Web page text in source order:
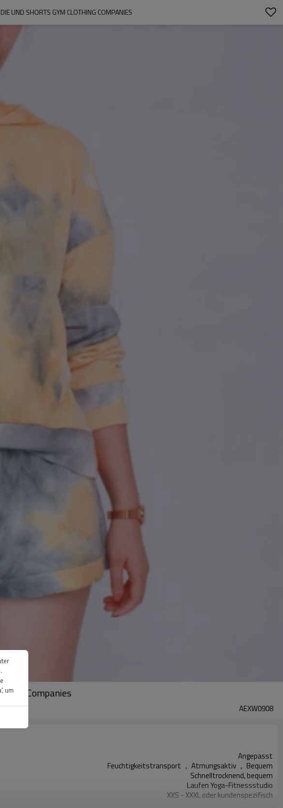
UND SHORTS GYM CLOTHING COMPANIES
Companies
AEXW0908
Angepasst
Feuchtigkeitstransport ， Atmungsaktiv ， Bequem
Schnelltrocknend, bequem
Laufen Yoga-Fitnessstudio
XXS - XXXL oder kundenspezifisch
um